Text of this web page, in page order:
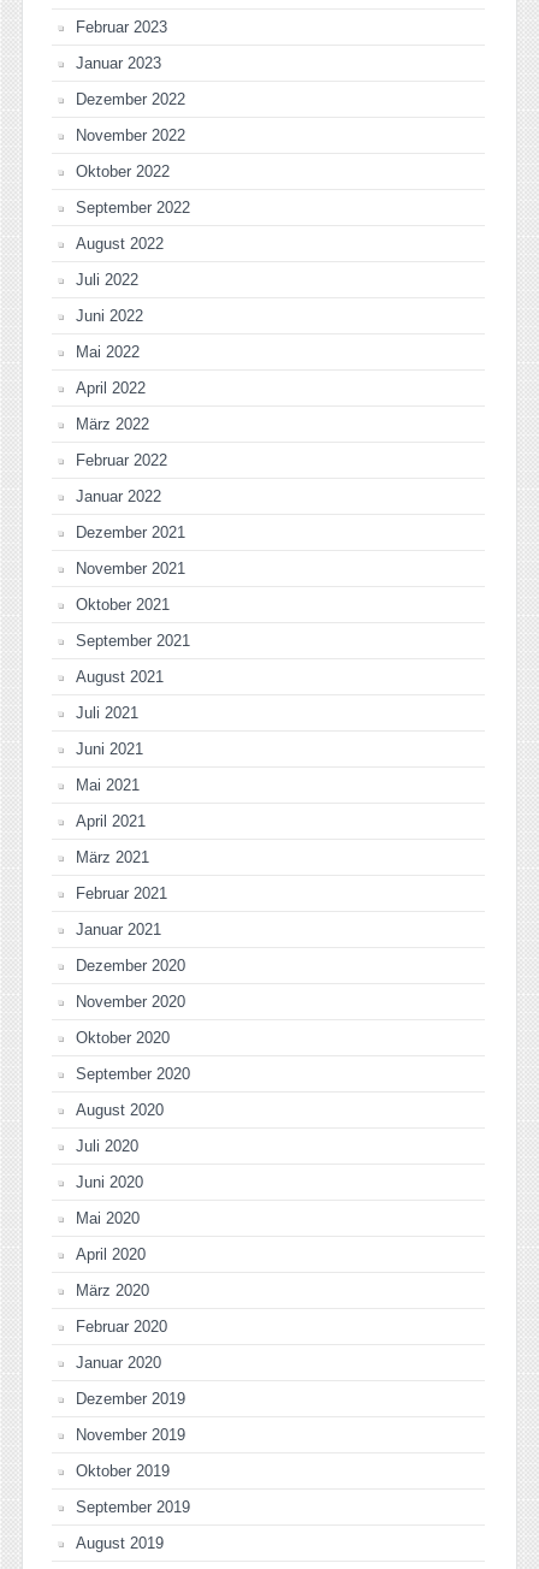
Februar 2023
Januar 2023
Dezember 2022
November 2022
Oktober 2022
September 2022
August 2022
Juli 2022
Juni 2022
Mai 2022
April 2022
März 2022
Februar 2022
Januar 2022
Dezember 2021
November 2021
Oktober 2021
September 2021
August 2021
Juli 2021
Juni 2021
Mai 2021
April 2021
März 2021
Februar 2021
Januar 2021
Dezember 2020
November 2020
Oktober 2020
September 2020
August 2020
Juli 2020
Juni 2020
Mai 2020
April 2020
März 2020
Februar 2020
Januar 2020
Dezember 2019
November 2019
Oktober 2019
September 2019
August 2019